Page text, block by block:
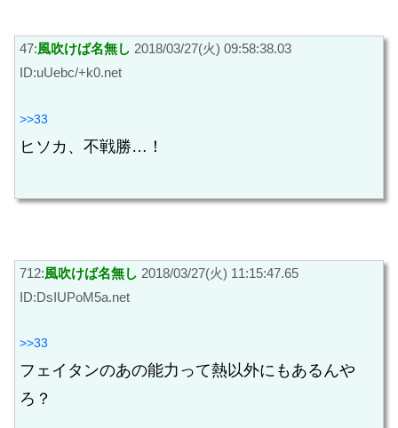
47:風吹けば名無し 2018/03/27(火) 09:58:38.03
ID:uUebc/+k0.net
>>33
ヒソカ、不戦勝…！
712:風吹けば名無し 2018/03/27(火) 11:15:47.65
ID:DsIUPoM5a.net
>>33
フェイタンのあの能力って熱以外にもあるんや
ろ？